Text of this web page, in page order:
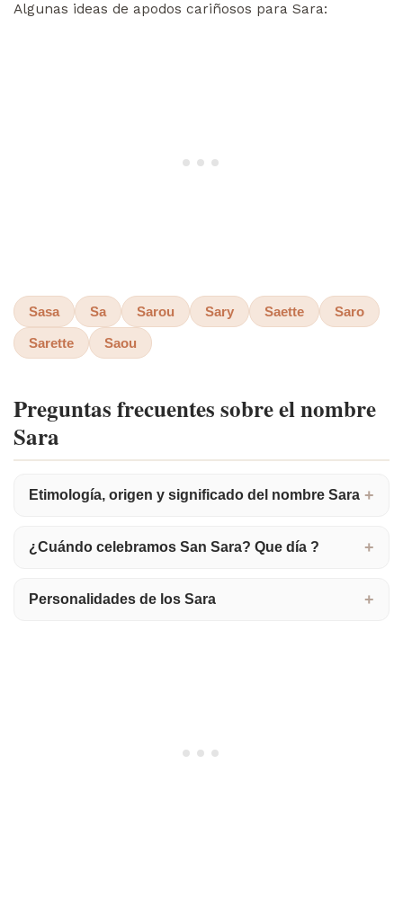
Algunas ideas de apodos cariñosos para Sara:
Sasa Sa Sarou Sary Saette Saro
Sarette Saou
Preguntas frecuentes sobre el nombre
Sara
Etimología, origen y significado del nombre Sara
¿Cuándo celebramos San Sara? Que día ?
Personalidades de los Sara